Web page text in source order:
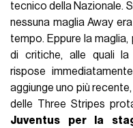
tecnico della Nazionale.
nessuna maglia Away
tempo. Eppure la
di critiche, alle quali la
rispose
aggiunge uno più
delle Three Stripes
Juventus per la